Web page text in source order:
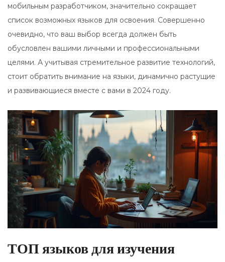
мобильным разработчиком, значительно сокращает
список возможных языков для освоения. Совершенно
очевидно, что ваш выбор всегда должен быть
обусловлен вашими личными и профессиональными
целями. А учитывая стремительное развитие технологий,
стоит обратить внимание на языки, динамично растущие
и развивающиеся вместе с вами в 2024 году.
ТОП языков для изучения